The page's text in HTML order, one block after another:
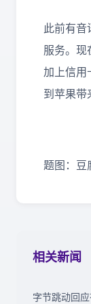
此前有
服务。现
加上信用
到苹果带
题图：豆
相关新闻
字节跳动回